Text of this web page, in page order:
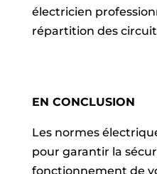
électricien
répartition des
EN CONCLUSION
Les normes
pour garantir la
fonctionnement de